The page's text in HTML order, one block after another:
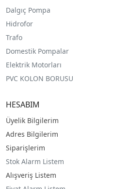
Dalgıç Pompa
Hidrofor
Trafo
Domestik Pompalar
Elektrik Motorları
PVC KOLON BORUSU
HESABIM
Üyelik Bilgilerim
Adres Bilgilerim
Siparişlerim
Stok Alarm Listem
Alışveriş Listem